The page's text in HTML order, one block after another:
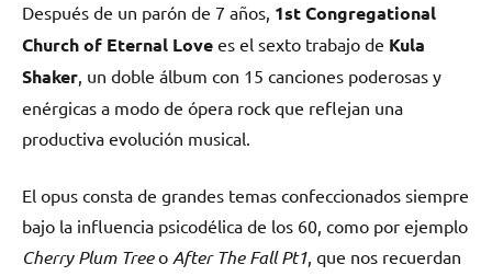
Después de un parón de 7 años, 1st Congregational
Church of Eternal Love es el sexto trabajo de Kula
Shaker, un doble álbum con 15 canciones poderosas y
enérgicas a modo de ópera rock que reflejan una
productiva evolución musical.
El opus consta de grandes temas confeccionados siempre
bajo la influencia psicodélica de los 60, como por ejemplo
Cherry Plum Treeo After The Fall Pt1, que nos recuerdan